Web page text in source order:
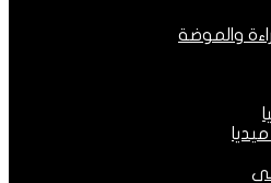
والموضة